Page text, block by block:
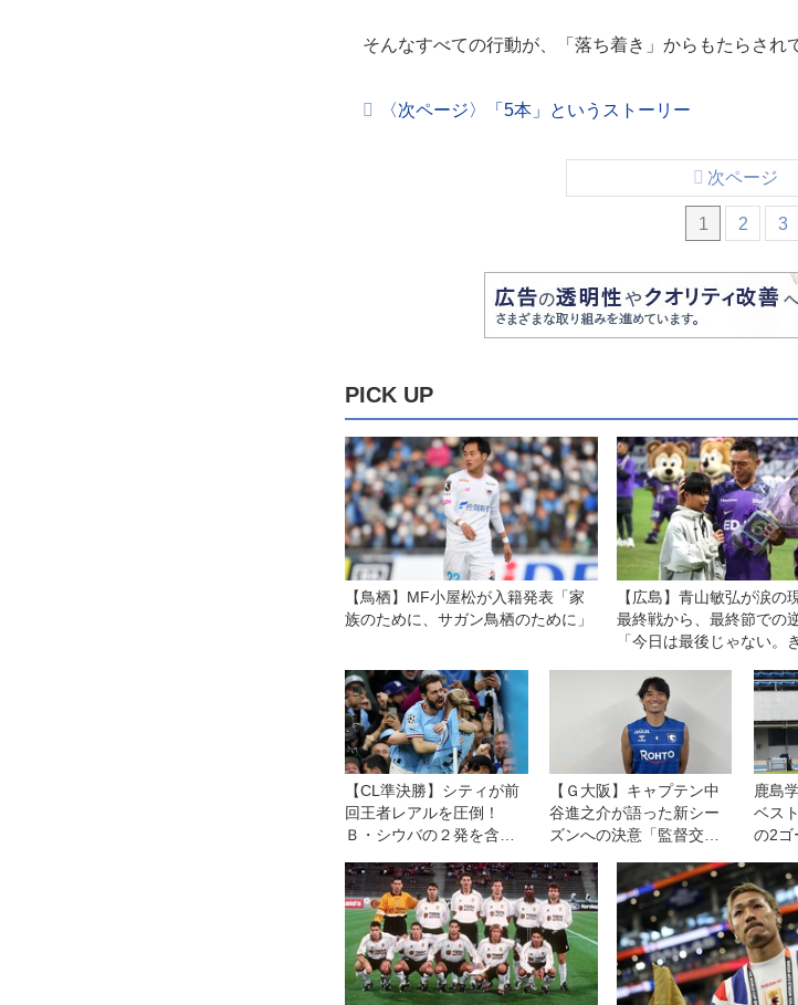
そんなすべての行動が、「落ち着き」からもたらされ
〈次ページ〉「5本」というストーリー
1 2 3
次ページ
PICK UP
【鳥栖】MF小屋松が入籍発表「家
族のために、サガン鳥栖のために」
【広島】青山敏弘が涙の
最終戦から、最終節での
「今日は最後じゃない。
【CL準決勝】シティが前
回王者レアルを圧倒！
Ｂ・シウバの２発を含む
目の決勝進出！
【Ｇ大阪】キャプテン中
谷進之介が語った新シー
ズンへの決意「監督交代
果が出せなければ、ツケ
は全部、自分たちに回っ
てくる」
鹿島
ベス
の2ゴ